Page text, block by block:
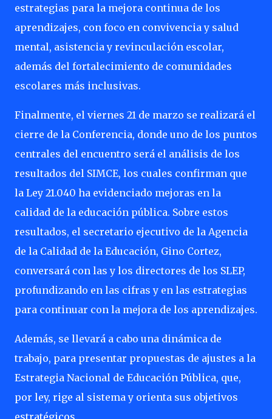
estrategias para la mejora continua de los
aprendizajes, con foco en convivencia y salud
mental, asistencia y revinculación escolar,
además del fortalecimiento de comunidades
escolares más inclusivas.
Finalmente, el viernes 21 de marzo se realizará el
cierre de la Conferencia, donde uno de los puntos
centrales del encuentro será el análisis de los
resultados del SIMCE, los cuales confirman que
la Ley 21.040 ha evidenciado mejoras en la
calidad de la educación pública. Sobre estos
resultados, el secretario ejecutivo de la Agencia
de la Calidad de la Educación, Gino Cortez,
conversará con las y los directores de los SLEP,
profundizando en las cifras y en las estrategias
para continuar con la mejora de los aprendizajes.
Además, se llevará a cabo una dinámica de
trabajo, para presentar propuestas de ajustes a la
Estrategia Nacional de Educación Pública, que,
por ley, rige al sistema y orienta sus objetivos
estratégicos.